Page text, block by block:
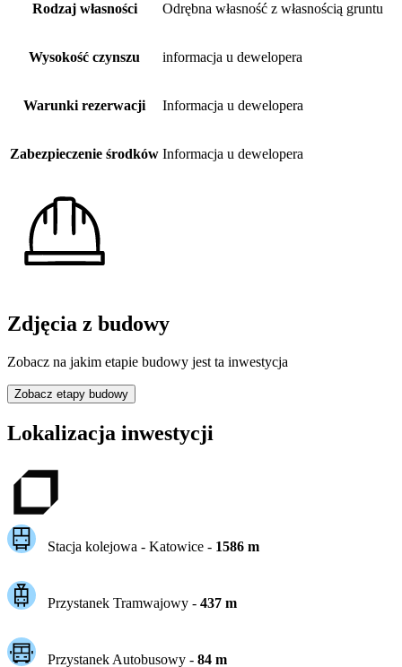
Rodzaj własności Odrębna własność z własnością gruntu
Wysokość czynszu informacja u dewelopera
Warunki rezerwacji Informacja u dewelopera
Zabezpieczenie środków Informacja u dewelopera
Zdjęcia z budowy
Zobacz na jakim etapie budowy jest ta inwestycja
Zobacz etapy budowy
Lokalizacja inwestycji
Stacja kolejowa - Katowice- 1586m
Przystanek Tramwajowy - 437m
Przystanek Autobusowy - 84m